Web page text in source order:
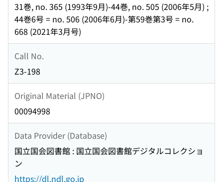
31巻, no. 365 (1993年9月)-44巻, no. 505 (2006年5月) ;
44巻6号 = no. 506 (2006年6月)-第59巻第3号 = no.
668 (2021年3月号)
Call No.
Z3-198
Original Material (JPNO)
00094998
Data Provider (Database)
国立国会図書館 : 国立国会図書館デジタルコレクショ
ン
https://dl.ndl.go.jp